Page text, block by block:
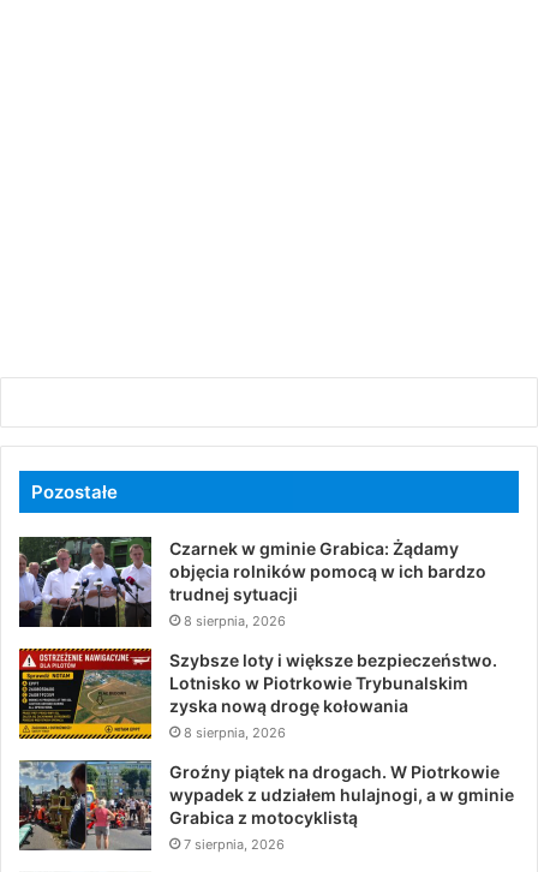
Pozostałe
Czarnek w gminie Grabica: Żądamy
objęcia rolników pomocą w ich bardzo
trudnej sytuacji
8 sierpnia, 2026
Szybsze loty i większe bezpieczeństwo.
Lotnisko w Piotrkowie Trybunalskim
zyska nową drogę kołowania
8 sierpnia, 2026
Groźny piątek na drogach. W Piotrkowie
wypadek z udziałem hulajnogi, a w gminie
Grabica z motocyklistą
7 sierpnia, 2026